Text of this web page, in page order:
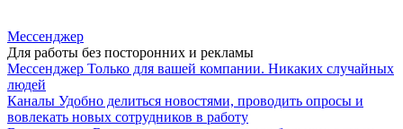
Мессенджер
Для работы без посторонних и рекламы
Мессенджер Только для вашей компании. Никаких случайных
людей
Каналы Удобно делиться новостями, проводить опросы и
вовлекать новых сотрудников в работу